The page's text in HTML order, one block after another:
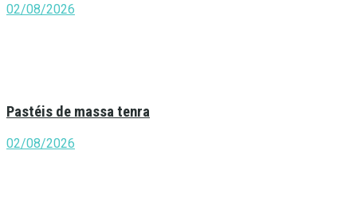
02/08/2026
Pastéis de massa tenra
02/08/2026